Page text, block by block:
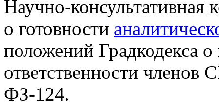
Научно-
о готовности
положений Градкодекса
ответственности
ФЗ-124.